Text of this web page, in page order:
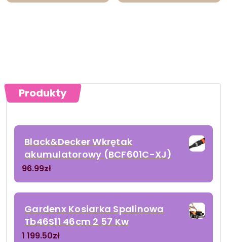
Produkty
Black&Decker Wkrętak
akumulatorowy (BCF601C-XJ)
96.99zł
Gardenx Kosiarka Spalinowa
Tb46S11 46cm 2 57 Kw
1 199.50zł